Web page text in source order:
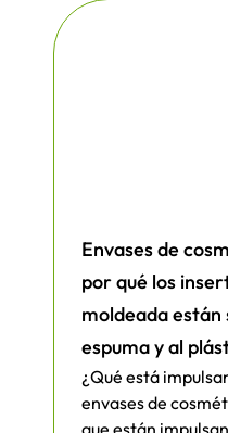
entrega en
Revolucionar
Lidere el
Envases de
por qué los
moldeada están
espuma y al
¿Qué está
envases de